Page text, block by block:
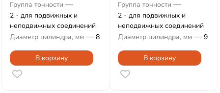
Группа точности —
2 - для подвижных и
неподвижных соединений
Диаметр цилиндра, мм — 8
В корзину
Группа точности —
2 - для подвижных и
неподвижных соединений
Диаметр цилиндра, мм — 9
В корзину